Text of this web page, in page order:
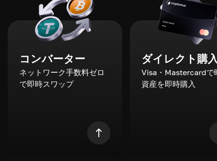
コンバーター
ネットワーク手数料ゼロ
で即時スワップ
ダイレクト購
Visa・Mastercardで
資産を即時購入